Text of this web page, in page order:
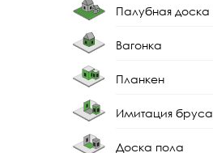
Террасная доска из
лиственницы
Палубная доска
Палубная доска из
лиственницы
Вагонка
Вагонка штиль
лиственницы
Планкен
Планкен прямой
Имитация бруса
Доска пола